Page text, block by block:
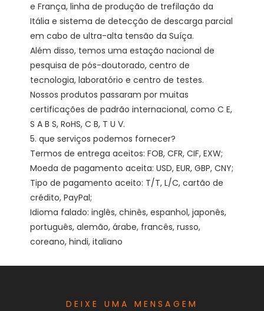
e França, linha de produção de trefilação da
Itália e sistema de detecção de descarga parcial
em cabo de ultra-alta tensão da Suíça.
Além disso, temos uma estação nacional de
pesquisa de pós-doutorado, centro de
tecnologia, laboratório e centro de testes.
Nossos produtos passaram por muitas
certificações de padrão internacional, como C E,
S A B S, RoHS, C B, T U V.
5. que serviços podemos fornecer?
Termos de entrega aceitos: FOB, CFR, CIF, EXW;
Moeda de pagamento aceita: USD, EUR, GBP, CNY;
Tipo de pagamento aceito: T/T, L/C, cartão de
crédito, PayPal;
Idioma falado: inglês, chinês, espanhol, japonês,
português, alemão, árabe, francês, russo,
DEIXE UMA MENSAGEM